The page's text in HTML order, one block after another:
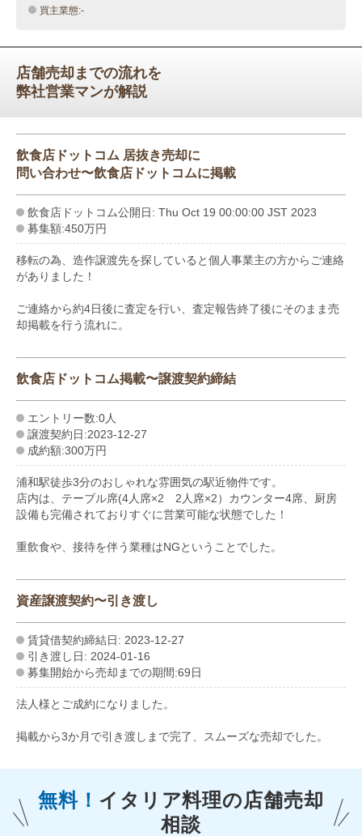
買主業態:-
店舗売却までの流れを
弊社営業マンが解説
飲食店ドットコム 居抜き売却に
問い合わせ〜飲食店ドットコムに掲載
飲食店ドットコム公開日: Thu Oct 19 00:00:00 JST 2023
募集額:450万円
移転の為、造作譲渡先を探していると個人事業主の方からご連絡
がありました！
ご連絡から約4日後に査定を行い、査定報告終了後にそのまま売
却掲載を行う流れに。
飲食店ドットコム掲載〜譲渡契約締結
エントリー数:0人
譲渡契約日:2023-12-27
成約額:300万円
浦和駅徒歩3分のおしゃれな雰囲気の駅近物件です。
店内は、テーブル席(4人席×2 2人席×2）カウンター4席、厨房
設備も完備されておりすぐに営業可能な状態でした！
重飲食や、接待を伴う業種はNGということでした。
資産譲渡契約〜引き渡し
賃貸借契約締結日: 2023-12-27
引き渡し日: 2024-01-16
募集開始から売却までの期間:69日
法人様とご成約になりました。
掲載から3か月で引き渡しまで完了、スムーズな売却でした。
無料！ イタリア料理の店舗売却
相談